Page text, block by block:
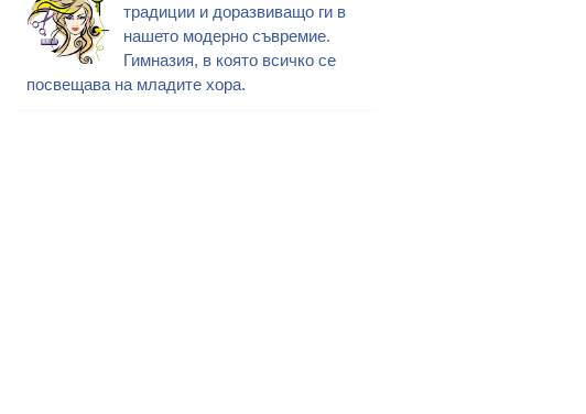
традиции и доразвиващо ги в
нашето модерно съвремие.
Гимназия, в която всичко се
посвещава на младите хора.